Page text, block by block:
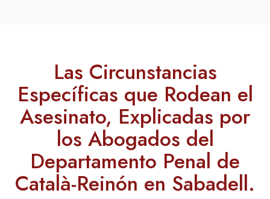
Las Circunstancias
Específicas que Rodean el
Asesinato, Explicadas por
los Abogados del
Departamento Penal de
Català-Reinón en Sabadell.